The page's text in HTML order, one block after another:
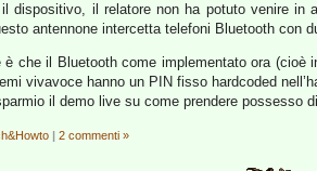
dispositivo, il relatore non ha potuto venire
antennone intercetta telefoni Bluetooth con
è che il Bluetooth come implementato ora
vivavoce hanno un PIN fisso hardcoded
il demo live su come prendere possesso
| 2 commenti »